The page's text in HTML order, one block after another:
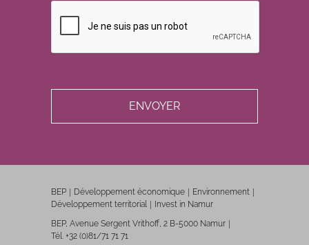
BEP Développement économique
Environnement
Développement territorial
Invest in Namur
BEP, Avenue Sergent Vrithoff, 2 B-5000 Namur
Tél. +32 (0)81/71 71 71